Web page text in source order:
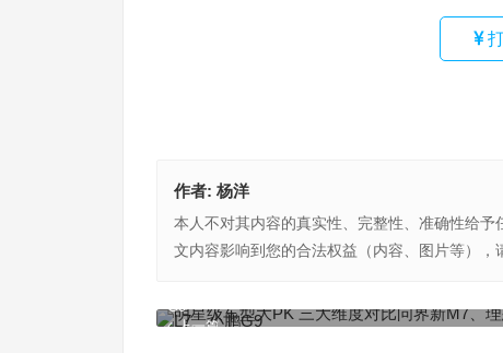
作者: 杨洋
本人不对其内容的真实性、完整性、准确性给
文内容影响到您的合法权益（内容、图片等），
上一篇
G9